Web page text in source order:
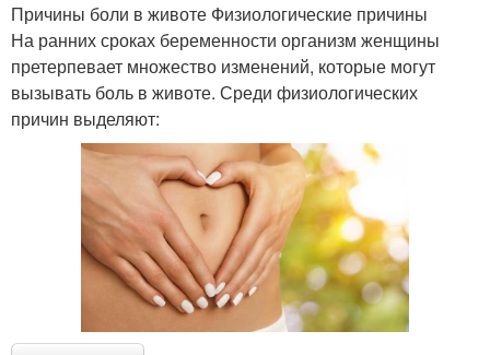
Причины боли в животе Физиологические причины
На ранних сроках беременности организм женщины
претерпевает множество изменений, которые могут
вызывать боль в животе. Среди физиологических
причин выделяют: